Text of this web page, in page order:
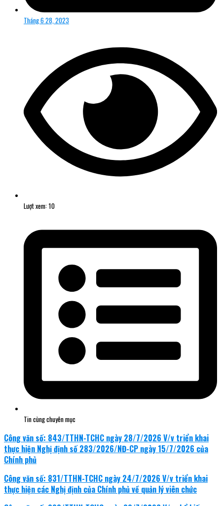
Tháng 6 28, 2023
Lượt xem: 10
Tin cùng chuyên mục
Công văn số: 843/TTHN-TCHC ngày 28/7/2026 V/v triển khai
thực hiện Nghị định số 283/2026/NĐ-CP ngày 15/7/2026 của
Chính phủ
Công văn số: 831/TTHN-TCHC ngày 24/7/2026 V/v triển khai
thực hiện các Nghị định của Chính phủ về quản lý viên chức